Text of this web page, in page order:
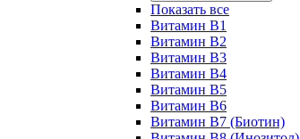
Показать все
Витамин B1
Витамин B2
Витамин B3
Витамин B4
Витамин B5
Витамин B6
Витамин B7 (Биотин)